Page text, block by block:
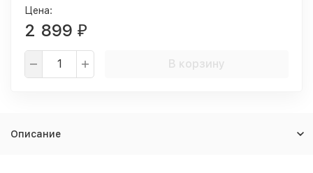
Цена:
2 899 ₽
В корзину
Описание